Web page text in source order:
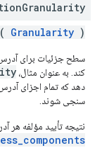
Granularity
Granularity )
کند. به عنوان مثال،
دهد که تمام اجزای
سنجی شوند.
نتیجه تأیید مؤلفه هر